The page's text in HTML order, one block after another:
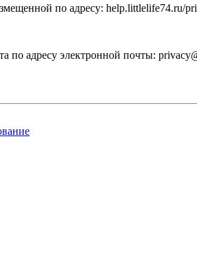
по адресу: help.littlelife74.ru/
по адресу электронной почты: